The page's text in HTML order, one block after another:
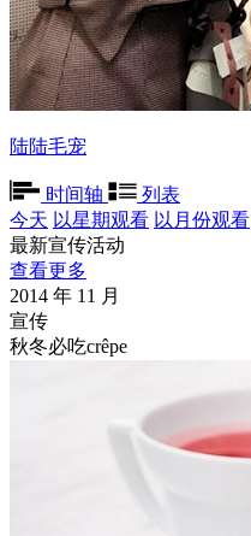
陆陆毛宠
时间轴
列表
今天 以星期观看 以月份观看
最新宣传活动
查看更多
2014 年 11 月
宣传
秋冬必吃crêpe